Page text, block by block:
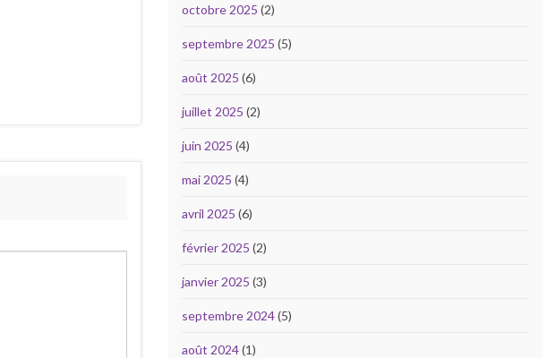
octobre 2025 (2)
septembre 2025 (5)
août 2025 (6)
juillet 2025 (2)
juin 2025 (4)
mai 2025 (4)
avril 2025 (6)
février 2025 (2)
janvier 2025 (3)
septembre 2024(5)
août 2024(1)